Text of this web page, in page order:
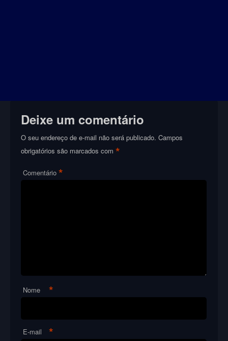
Deixe um comentário
O seu endereço de e-mail não será publicado. Campos
obrigatórios são marcados com*
Comentário *
Nome *
E-mail *